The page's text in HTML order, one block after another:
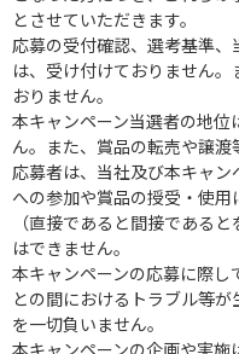
とさせていただきます。
応募の受付確認、選考基準
は、受け付けておりません
おりません。
本キャンペーン当選者の地
ん。また、賞品の転売や譲渡
応募者は、当社及び本キャ
への参加や賞品の授受・使
（直接であると間接である
はできません。
本キャンペーンの応募に際
との間におけるトラブル等
を一切負いません。
本キャンペーンの企画や実